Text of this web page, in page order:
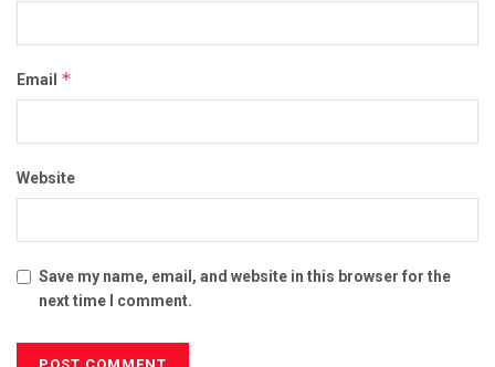
Email *
Website
Save my name, email, and website in this browser for the
next time I comment.